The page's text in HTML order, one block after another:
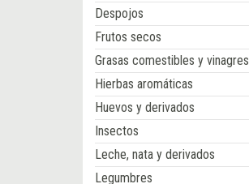
Despojos
Frutos secos
Grasas comestibles y vinagres
Hierbas aromáticas
Huevos y derivados
Insectos
Leche, nata y derivados
Legumbres